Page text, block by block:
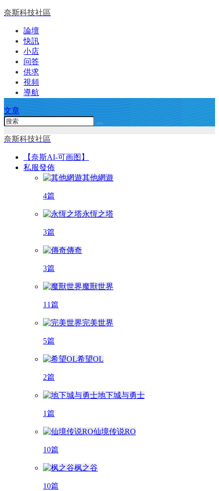
奈斯科技社區
論壇
快訊
小店
问答
供求
視頻
導航
文章
奈斯科技社區
【奈斯AI-可画图】
私服發佈
其他網遊
4篇
永恆之塔
3篇
傳奇
3篇
魔獸世界
11篇
完美世界
5篇
希望OL
2篇
地下城与勇士
1篇
仙境传说RO
10篇
枫之谷
10篇